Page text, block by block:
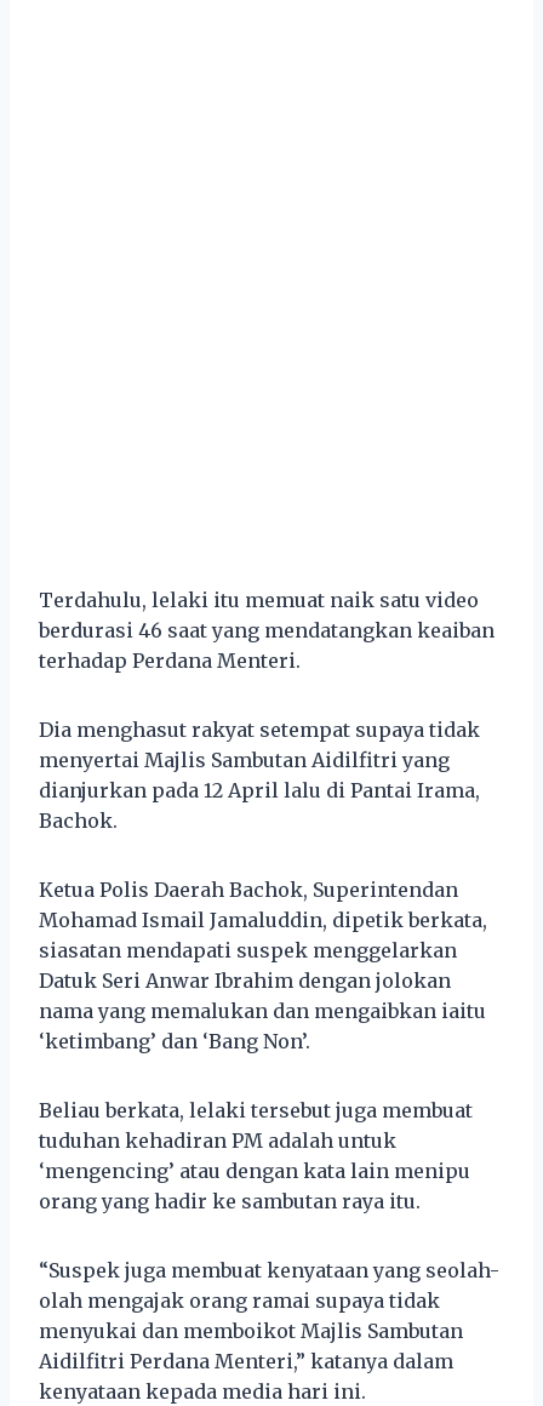
Terdahulu, lelaki itu memuat naik satu video
berdurasi 46 saat yang mendatangkan keaiban
terhadap Perdana Menteri.
Dia menghasut rakyat setempat supaya tidak
menyertai Majlis Sambutan Aidilfitri yang
dianjurkan pada 12 April lalu di Pantai Irama,
Bachok.
Ketua Polis Daerah Bachok, Superintendan
Mohamad Ismail Jamaluddin, dipetik berkata,
siasatan mendapati suspek menggelarkan
Datuk Seri Anwar Ibrahim dengan jolokan
nama yang memalukan dan mengaibkan iaitu
‘ketimbang’ dan ‘Bang Non’.
Beliau berkata, lelaki tersebut juga membuat
tuduhan kehadiran PM adalah untuk
‘mengencing’ atau dengan kata lain menipu
orang yang hadir ke sambutan raya itu.
“Suspek juga membuat kenyataan yang seolah-
olah mengajak orang ramai supaya tidak
menyukai dan memboikot Majlis Sambutan
Aidilfitri Perdana Menteri,” katanya dalam
kenyataan kepada media hari ini.